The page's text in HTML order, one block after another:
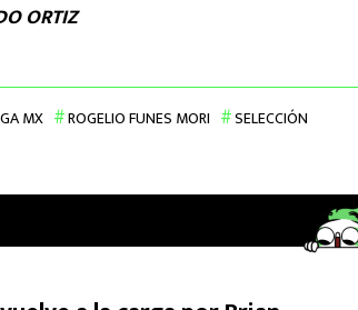
ORTIZ
MX ROGELIO FUNES MORI
SELECCIÓN